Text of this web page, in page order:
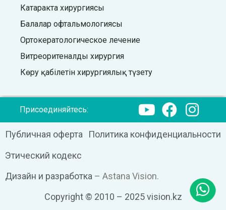
Катаракта хирургиясы
Балалар офтальмологиясы
Ортокератологическое лечение
Витреоритеналды хирургия
Көру қабілетін хирургиялық түзету
Присоединяйтесь:
Публичная оферта
Политика конфиденциальности
Этический кодекс
Дизайн и разработка – Astana Vision.
Copyright © 2010 – 2025 vision.kz